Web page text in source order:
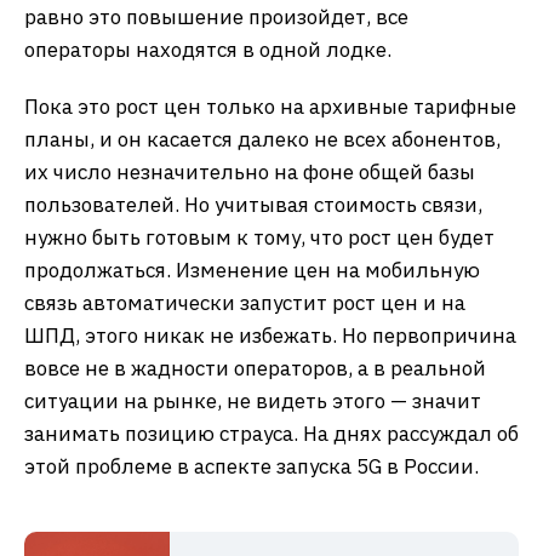
равно это повышение произойдет, все
операторы находятся в одной лодке.
Пока это рост цен только на архивные тарифные
планы, и он касается далеко не всех абонентов,
их число незначительно на фоне общей базы
пользователей. Но учитывая стоимость связи,
нужно быть готовым к тому, что рост цен будет
продолжаться. Изменение цен на мобильную
связь автоматически запустит рост цен и на
ШПД, этого никак не избежать. Но первопричина
вовсе не в жадности операторов, а в реальной
ситуации на рынке, не видеть этого — значит
занимать позицию страуса. На днях рассуждал об
этой проблеме в аспекте запуска 5G в России.